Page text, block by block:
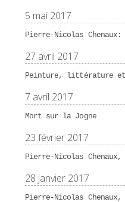
5 mai 2017
Pierre-Nicolas
27 avril 2017
Peinture, littérature et
7 avril 2017
Mort sur la Jogne
23 février 2017
Pierre-Nicolas
28 janvier 2017
Pierre-Nicolas